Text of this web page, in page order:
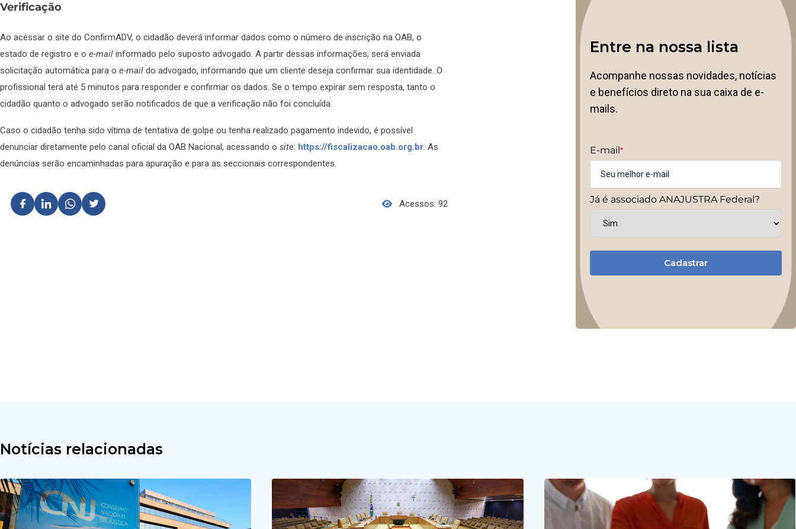
Verificação
Ao acessar o site do ConfirmADV, o cidadão deverá informar dados como o número de inscrição na OAB, o
estado de registro e o e-mail informado pelo suposto advogado. A partir dessas informações, será enviada
solicitação automática para o e-mail do advogado, informando que um cliente deseja confirmar sua identidade. O
profissional terá até 5 minutos para responder e confirmar os dados. Se o tempo expirar sem resposta, tanto o
cidadão quanto o advogado serão notificados de que a verificação não foi concluída.
Caso o cidadão tenha sido vítima de tentativa de golpe ou tenha realizado pagamento indevido, é possível
denunciar diretamente pelo canal oficial da OAB Nacional, acessando o site: https://fiscalizacao.oab.org.br. As
denúncias serão encaminhadas para apuração e para as seccionais correspondentes.
Acessos: 92
Entre na nossa lista
Acompanhe nossas novidades, notícias
e benefícios direto na sua caixa de e-
mails.
E-mail*
Já é associado ANAJUSTRA Federal?
Cadastrar
Notícias relacionadas